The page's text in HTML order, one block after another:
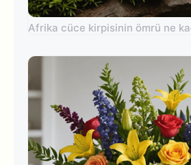
Afrika cüce kirpisinin ömrü ne